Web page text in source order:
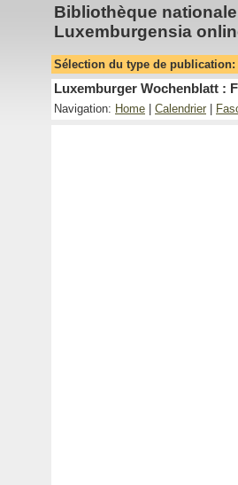
Bibliothèque
Luxemburgensia
Sélection du type de publication:
Luxemburger Wochenblatt :
Navigation: Home Calendrier